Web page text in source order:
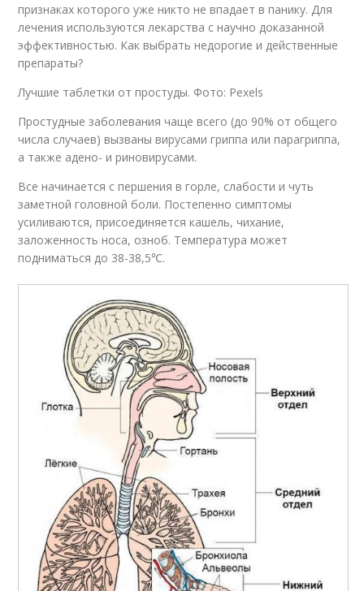
признаках которого уже никто не впадает в панику. Для
лечения используются лекарства с научно доказанной
эффективностью. Как выбрать недорогие и действенные
препараты?
Лучшие таблетки от простуды. Фото: Pexels
Простудные заболевания чаще всего (до 90% от общего
числа случаев) вызваны вирусами гриппа или парагриппа,
а также адено- и риновирусами.
Все начинается с першения в горле, слабости и чуть
заметной головной боли. Постепенно симптомы
усиливаются, присоединяется кашель, чихание,
заложенность носа, озноб. Температура может
подниматься до 38-38,5℃.